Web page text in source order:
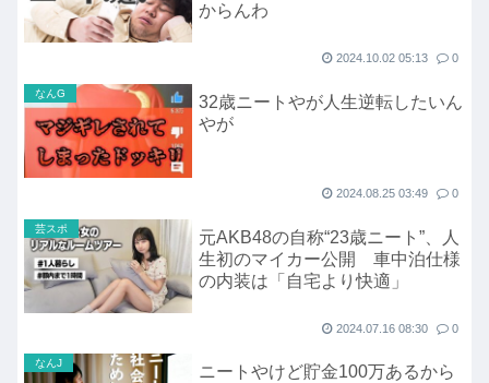
からんわ
2024.10.02 05:13 0
なんG
32歳ニートやが人生逆転したいん
やが
2024.08.25 03:49 0
芸スポ
元AKB48の自称“23歳ニート”、人
生初のマイカー公開 車中泊仕様
の内装は「自宅より快適」
2024.07.16 08:30 0
なんJ
ニートやけど貯金100万あるから